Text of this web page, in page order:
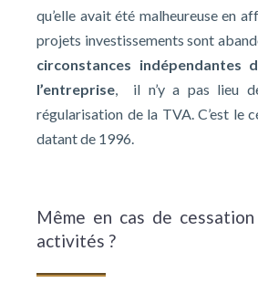
qu’elle avait été malheureuse en
projets investissements sont
circonstances indépendantes
l’entreprise , il n’y a pas lieu
régularisation de la TVA. C’est le
datant de 1996.
Même en cas de
activités ?